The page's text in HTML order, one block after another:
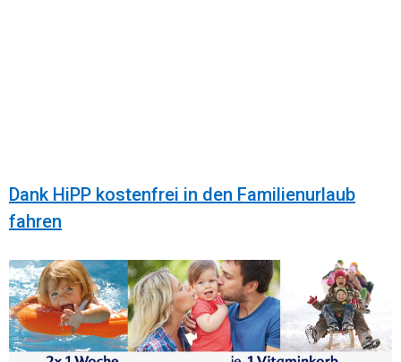
Dank HiPP kostenfrei in den Familienurlaub
fahren